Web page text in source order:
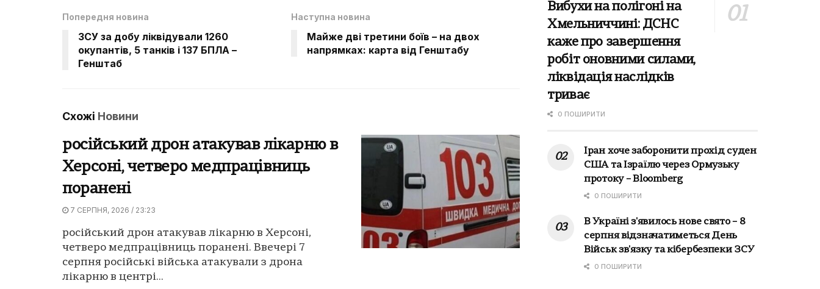
Попередня новина
ЗСУ за добу ліквідували 1260
окупантів, 5 танків і 137 БПЛА –
Генштаб
Наступна новина
Майже дві третини боїв – на двох
напрямках: карта від Генштабу
Схожі Новини
російський дрон атакував лікарню в
Херсоні, четверо медпрацівниць
поранені
7 СЕРПНЯ, 2026 / 23:23
російський дрон атакував лікарню в Херсоні,
четверо медпрацівниць поранені. Ввечері 7
серпня російські війська атакували з дрона
лікарню в центрі...
Вибухи на полігоні на
Хмельниччині: ДСНС
каже про завершення
робіт оновними силами,
ліквідація наслідків
триває
0 ПОШИРИТИ
Іран хоче заборонити прохід суден
США та Ізраїлю через Ормузьку
протоку – Bloomberg
0 ПОШИРИТИ
В Україні з'явилось нове свято – 8
серпня відзначатиметься День
Військ зв'язку та кібербезпеки ЗСУ
0 ПОШИРИТИ